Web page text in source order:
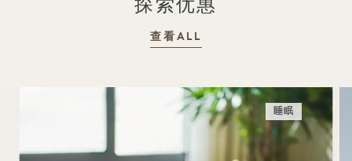
查看ALL
睡眠